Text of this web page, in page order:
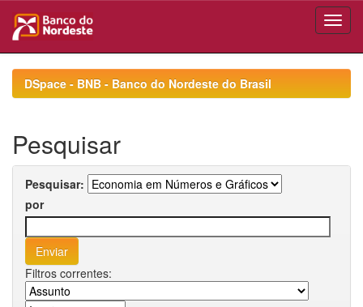
navigationDSpace - BNB - Banco do Nordeste do Brasil
Pesquisar
Pesquisar:
por
Filtros correntes: